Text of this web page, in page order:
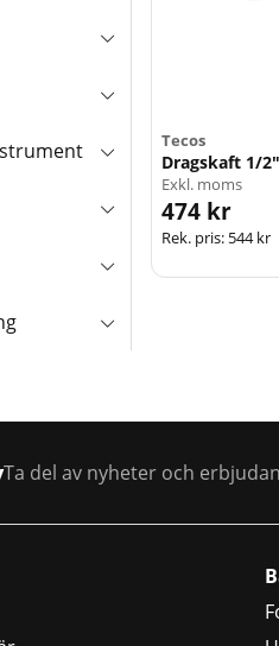
Tecos
Dragskaft 1/
Exkl. moms
474 kr
Rek. pris: 544 kr
Ta del av nyheter och